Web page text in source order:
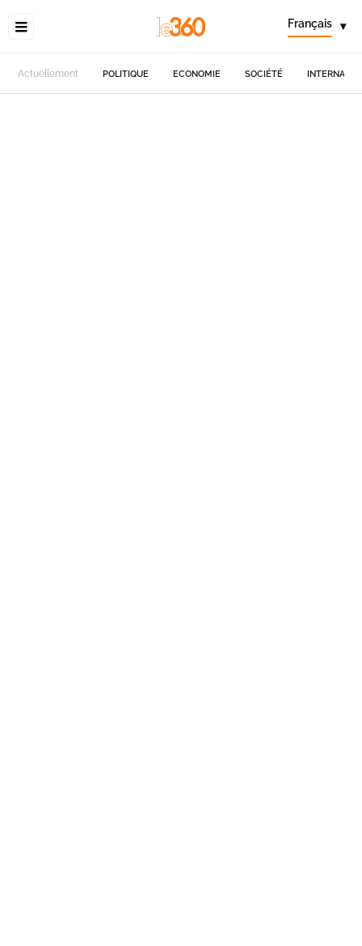
Français ▾
Actuellement POLITIQUE ECONOMIE SOCIÉTÉ